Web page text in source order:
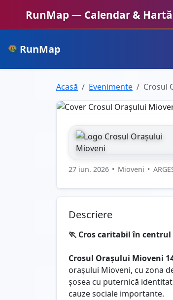
RunMap — Calendar & Hartă
RunMap
Acasă Evenimente Crosul
27 iun. 2026 • Mioveni •
Descriere
🏃 Cros caritabil în
Crosul Orașului Mioveni
orașului Mioveni, cu zona
șosea cu puternică
cauze sociale importante.